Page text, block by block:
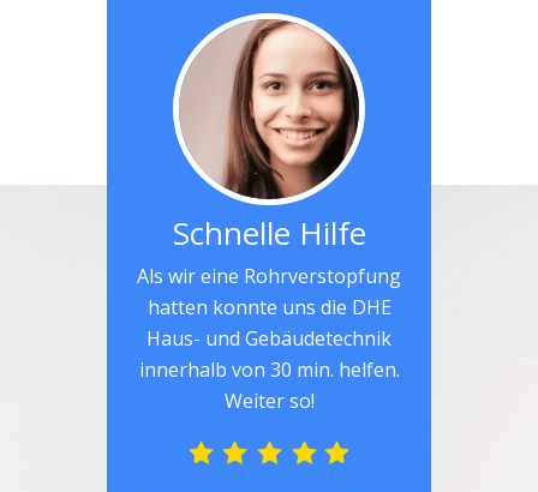
Schnelle Hilfe
Als wir eine Rohrverstopfung
hatten konnte uns die DHE
Haus- und Gebäudetechnik
innerhalb von 30 min. helfen.
Weiter so!